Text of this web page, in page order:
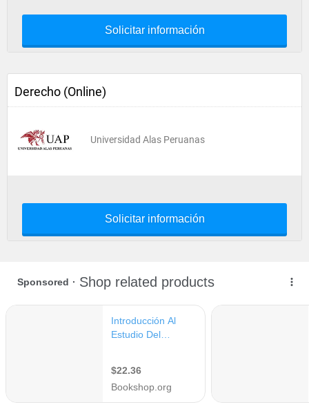
Solicitar información
Derecho (Online)
Universidad Alas Peruanas
Solicitar información